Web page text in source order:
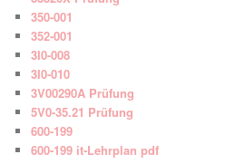
350-001
352-001
3I0-008
3I0-010
3V00290A Prüfung
5V0-35.21 Prüfung
600-199
600-199 it-Lehrplan pdf